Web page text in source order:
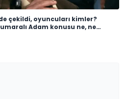
çekildi, oyuncuları kimler?
Adam konusu ne, ne